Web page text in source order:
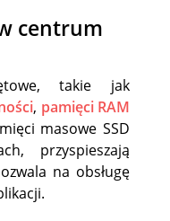
centrum
takie jak
, pamięci RAM
masowe SSD
przyspieszają
na obsługę